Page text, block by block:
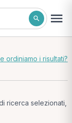
ordiniamo i risultati?
ricerca selezionati,